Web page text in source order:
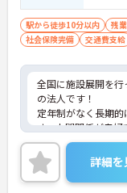
駅から徒歩10分以内 残
社会保険完備
交通費支給
全国に施設展開を
の法人です！
定年制がなく長期
す。人間関係が良
根付いています。
ご興味のある方には
に詳細をご案内しま
い！
詳細を